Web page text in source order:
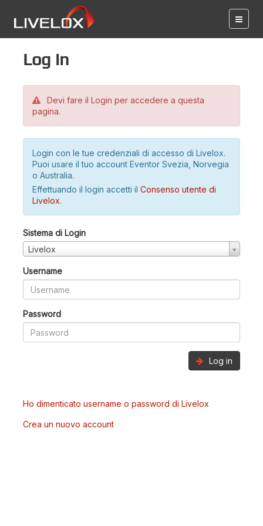
Log in
Devi fare il Login per accedere a questa
pagina.
Login con le tue credenziali di accesso di Livelox.
Puoi usare il tuo account Eventor Svezia, Norvegia
o Australia.
Effettuando il login accetti il Consenso utente di
Livelox.
Sistema di Login
Livelox
Username
Password
Log in
Ho dimenticato username o password di Livelox
Crea un nuovo account